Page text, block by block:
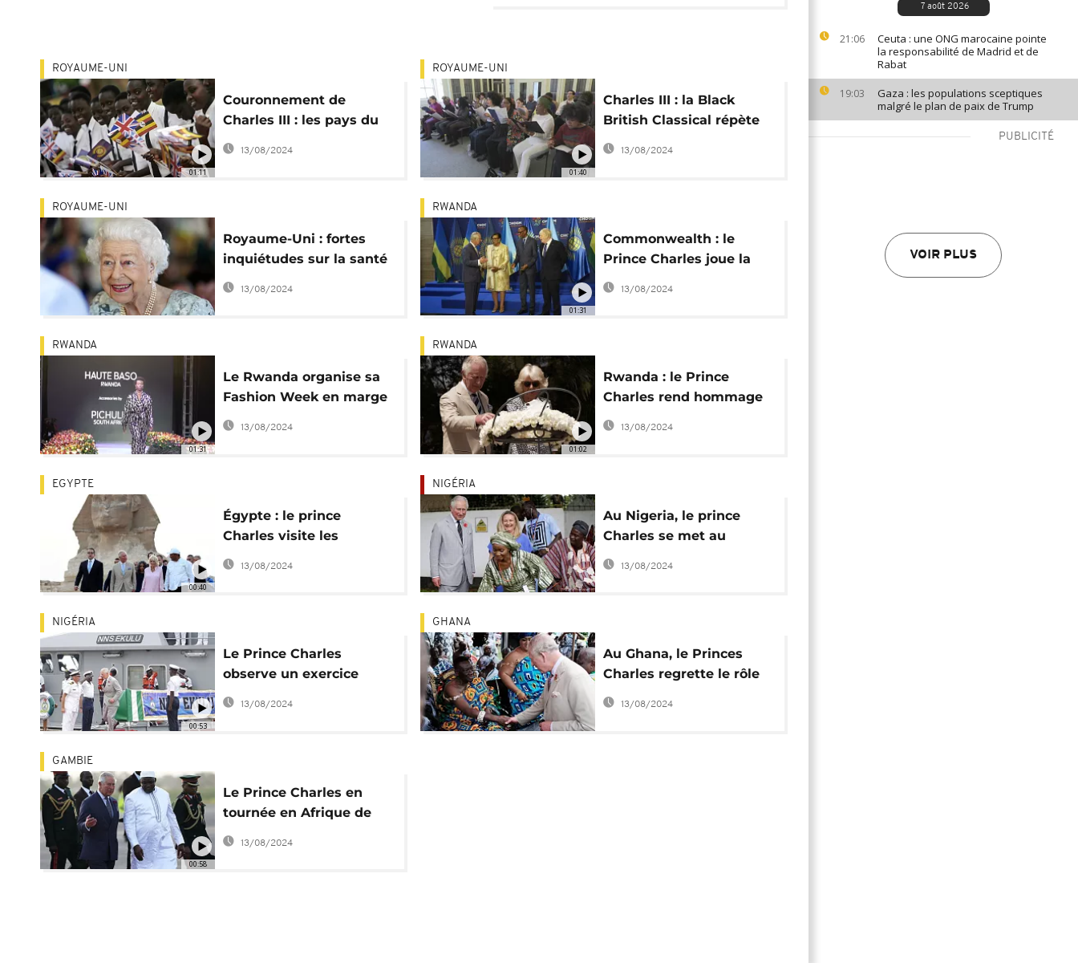
7 août 2026
21:06
Ceuta : une ONG marocaine pointe
la responsabilité de Madrid et de
Rabat
19:03
Gaza : les populations sceptiques
malgré le plan de paix de Trump
PUBLICITÉ
VOIR PLUS
01:11
ROYAUME-UNI
Couronnement de
Charles III : les pays du
Commonwealth se
préparent
13/08/2024
01:40
ROYAUME-UNI
Charles III : la Black
British Classical répète
pour le couronnement
13/08/2024
ROYAUME-UNI
Royaume-Uni : fortes
inquiétudes sur la santé
de la reine Elizabeth II
13/08/2024
01:31
RWANDA
Commonwealth : le
Prince Charles joue la
carte de la liberté
13/08/2024
01:31
RWANDA
Le Rwanda organise sa
Fashion Week en marge
du sommet du
Commonwealth
13/08/2024
01:02
RWANDA
Rwanda : le Prince
Charles rend hommage
aux victimes du
génocide
13/08/2024
00:40
EGYPTE
Égypte : le prince
Charles visite les
pyramides de Gizeh
13/08/2024
NIGÉRIA
Au Nigeria, le prince
Charles se met au
pidgin
13/08/2024
00:53
NIGÉRIA
Le Prince Charles
observe un exercice
naval à Lagos
13/08/2024
GHANA
Au Ghana, le Princes
Charles regrette le rôle
britannique dans
13/08/2024
00:58
GAMBIE
Le Prince Charles en
tournée en Afrique de
l'Ouest
13/08/2024